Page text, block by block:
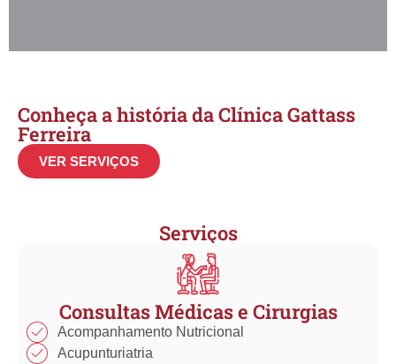
Conheça a história da Clínica Gattass
Ferreira
VER SERVIÇOS
Serviços
Consultas Médicas e Cirurgias
Acompanhamento Nutricional
Acupunturiatria